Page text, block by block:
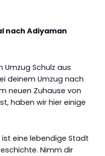
nach Adiyaman
Umzug Schulz aus
deinem Umzug nach
neuen Zuhause von
haben wir hier einige
eine lebendige Stadt
Nimm dir